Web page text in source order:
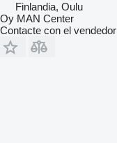
Finlandia, Oulu
Oy MAN Center
Contacte con el vendedor